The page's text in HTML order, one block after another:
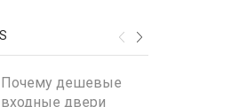
Почему дешевые
входные двери